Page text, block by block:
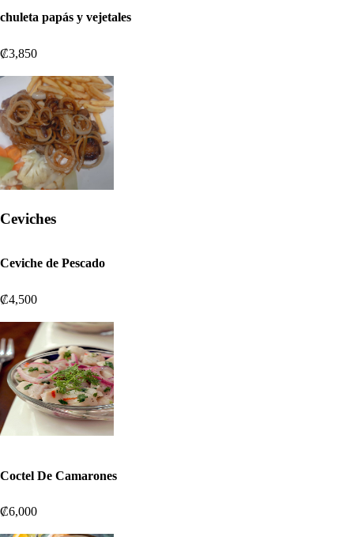
chuleta papás y vejetales
₡3,850
Ceviches
Ceviche de Pescado
₡4,500
Coctel De Camarones
₡6,000